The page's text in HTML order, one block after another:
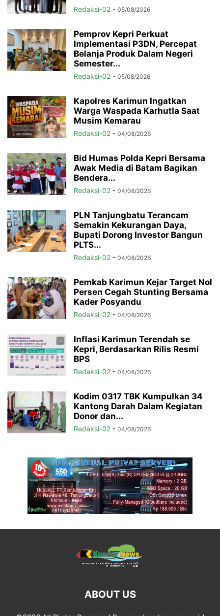
Redaksi-02 - 05/08/2026
Pemprov Kepri Perkuat
Implementasi P3DN, Percepat
Belanja Produk Dalam Negeri
Semester...
Redaksi-02 - 05/08/2026
Kapolres Karimun Ingatkan
Warga Waspada Karhutla Saat
Musim Kemarau
Redaksi-02 - 04/08/2026
Bid Humas Polda Kepri Bersama
Awak Media di Batam Bagikan
Bendera...
Redaksi-02 - 04/08/2026
PLN Tanjungbatu Terancam
Semakin Kekurangan Daya,
Bupati Dorong Investor Bangun
PLTS...
Redaksi-02 - 04/08/2026
Pemkab Karimun Kejar Target Nol
Persen Cegah Stunting Bersama
Kader Posyandu
Redaksi-02 - 04/08/2026
Inflasi Karimun Terendah se
Kepri, Berdasarkan Rilis Resmi
BPS
Redaksi-02 - 04/08/2026
Kodim 0317 TBK Kumpulkan 34
Kantong Darah Dalam Kegiatan
Donor dan...
Redaksi-02 - 04/08/2026
ABOUT US